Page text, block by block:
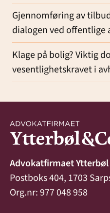
Gjennomføring av
dialogen ved offentlige
Klage på bolig? Viktig
vesentlighetskravet i
Advokatfirmaet Ytterbøl
Postboks 404, 1703
Org.nr: 977 048 958